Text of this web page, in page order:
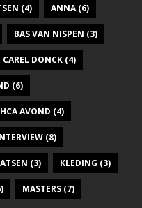
(4) ANNA(6)
BAS VAN NISPEN (3)
CAREL DONCK (4)
(6)
HCA AVOND (4)
(8)
(3) KLEDING (3)
MASTERS (7)